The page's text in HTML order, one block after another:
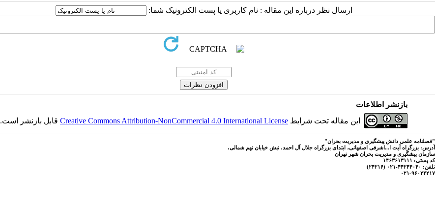
ارسال نظر درباره این مقاله : نام کاربری یا پست الکترونیک شما:
بازنشر اطلاعات
این مقاله تحت شرایط Creative Commons Attribution-NonCommercial 4.0 International Licenseقابل بازنشر است.
"فصلنامه علمی دانش پیشگیری و مدیریت بحران"
آدرس: بزرگراه آیت ا...اشرفی اصفهانی، ابتدای بزرگراه جلال آل احمد، نبش خیابان نهم شمالی،
سازمان پیشگیری و مدیریت بحران شهر تهران
کد پستی: ۱۴۶۳۶۱۳۱۱۱
تلفن: ۴۴۲۴۴۰۴۰-۰۲۱ (۲۴۲۱۶)
۰۲۱-۹۶۰۲۴۲۱۷